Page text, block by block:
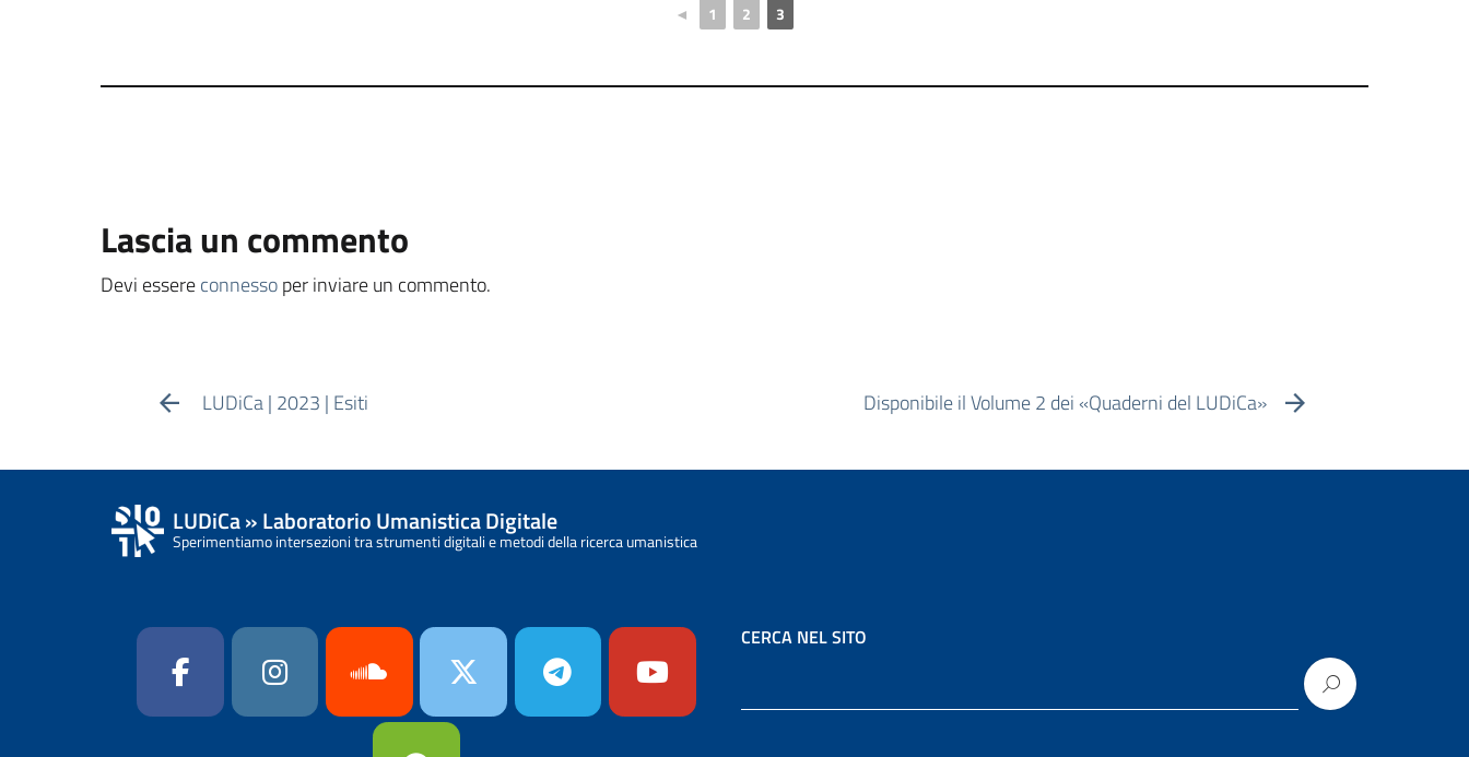
◄ 1 2 3
Lascia un commento
Devi essereconnessoper inviare un commento.
LUDiCa | 2023 | Esiti Disponibile il Volume 2 dei «Quaderni del LUDiCa»
LUDiCa » Laboratorio Umanistica Digitale
Sperimentiamo intersezioni tra strumenti digitali e metodi della ricerca umanistica
CERCA NEL SITO